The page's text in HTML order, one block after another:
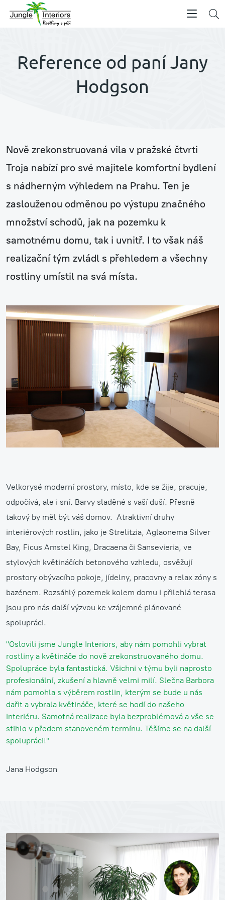
Reference od paní Jany
Hodgson
Nově zrekonstruovaná vila v pražské čtvrti
Troja nabízí pro své majitele komfortní bydlení
s nádherným výhledem na Prahu. Ten je
zaslouženou odměnou po výstupu značného
množství schodů, jak na pozemku k
samotnému domu, tak i uvnitř. I to však náš
realizační tým zvládl s přehledem a všechny
rostliny umístil na svá místa.
Velkorysé moderní prostory, místo, kde se žije, pracuje,
odpočívá, ale i sní. Barvy sladěné s vaší duší. Přesně
takový by měl být váš domov. Atraktivní druhy
interiérových rostlin, jako je Strelitzia, Aglaonema Silver
Bay, Ficus Amstel King, Dracaena či Sansevieria, ve
stylových květináčích betonového vzhledu, osvěžují
prostory obývacího pokoje, jídelny, pracovny a relax zóny s
bazénem. Rozsáhlý pozemek kolem domu i přilehlá terasa
jsou pro nás další výzvou ke vzájemné plánované
spolupráci.
"Oslovili jsme Jungle Interiors, aby nám pomohli vybrat
rostliny a květináče do nově zrekonstruovaného domu.
Spolupráce byla fantastická. Všichni v týmu byli naprosto
profesionální, zkušení a hlavně velmi milí. Slečna Barbora
nám pomohla s výběrem rostlin, kterým se bude u nás
dařit a vybrala květináče, které se hodí do našeho
interiéru. Samotná realizace byla bezproblémová a vše se
stihlo v předem stanoveném termínu. Těšíme se na další
spolupráci!"
Jana Hodgson